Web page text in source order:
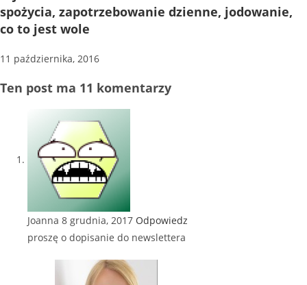
spożycia, zapotrzebowanie dzienne, jodowanie,
co to jest wole
11 października, 2016
Ten post ma 11 komentarzy
Joanna 8 grudnia, 2017 Odpowiedz
proszę o dopisanie do newslettera